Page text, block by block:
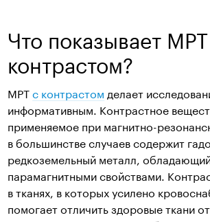
Что показывает
контрастом?
МРТс контрастом делает
информативным. Контрастное
применяемое при магнитно-
в большинстве случаев содержит
редкоземельный металл,
парамагнитными свойствами.
в тканях, в которых усилено
помогает отличить здоровые ткани от